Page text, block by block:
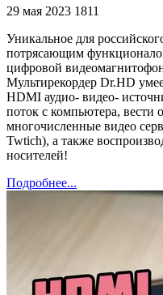
29 мая 2023 1811
Уникальное для
потрясающим
цифровой
Мультирекордер Dr.HD
HDMI аудио- видео-
поток с компьютера, вести
многочисленные видео
Twtich), а также
носителей!
Подробнее...